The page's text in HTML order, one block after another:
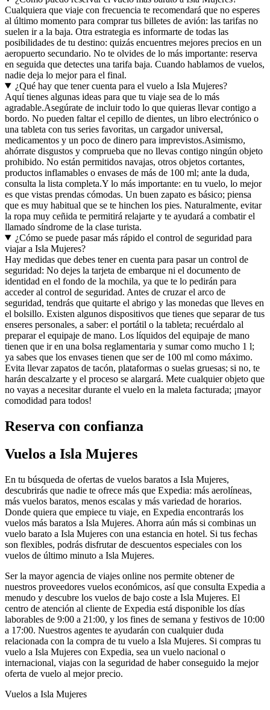
Cualquiera que viaje con frecuencia te recomendará que no esperes
al último momento para comprar tus billetes de avión: las tarifas no
suelen ir a la baja. Otra estrategia es informarte de todas las
posibilidades de tu destino: quizás encuentres mejores precios en un
aeropuerto secundario. No te olvides de lo más importante: reserva
en seguida que detectes una tarifa baja. Cuando hablamos de vuelos,
nadie deja lo mejor para el final.
¿Qué hay que tener cuenta para el vuelo a Isla Mujeres?
Aquí tienes algunas ideas para que tu viaje sea de lo más
agradable.Asegúrate de incluir todo lo que quieras llevar contigo a
bordo. No pueden faltar el cepillo de dientes, un libro electrónico o
una tableta con tus series favoritas, un cargador universal,
medicamentos y un poco de dinero para imprevistos.Asimismo,
ahórrate disgustos y comprueba que no llevas contigo ningún objeto
prohibido. No están permitidos navajas, otros objetos cortantes,
productos inflamables o envases de más de 100 ml; ante la duda,
consulta la lista completa.Y lo más importante: en tu vuelo, lo mejor
es que vistas prendas cómodas. Un buen zapato es básico; piensa
que es muy habitual que se te hinchen los pies. Naturalmente, evitar
la ropa muy ceñida te permitirá relajarte y te ayudará a combatir el
llamado síndrome de la clase turista.
¿Cómo se puede pasar más rápido el control de seguridad para
viajar a Isla Mujeres?
Hay medidas que debes tener en cuenta para pasar un control de
seguridad: No dejes la tarjeta de embarque ni el documento de
identidad en el fondo de la mochila, ya que te lo pedirán para
acceder al control de seguridad. Antes de cruzar el arco de
seguridad, tendrás que quitarte el abrigo y las monedas que lleves en
el bolsillo. Existen algunos dispositivos que tienes que separar de tus
enseres personales, a saber: el portátil o la tableta; recuérdalo al
preparar el equipaje de mano. Los líquidos del equipaje de mano
tienen que ir en una bolsa reglamentaria y sumar como mucho 1 l;
ya sabes que los envases tienen que ser de 100 ml como máximo.
Evita llevar zapatos de tacón, plataformas o suelas gruesas; si no, te
harán descalzarte y el proceso se alargará. Mete cualquier objeto que
no vayas a necesitar durante el vuelo en la maleta facturada; ¡mayor
comodidad para todos!
Reserva con confianza
Vuelos a Isla Mujeres
En tu búsqueda de ofertas de vuelos baratos a Isla Mujeres,
descubrirás que nadie te ofrece más que Expedia: más aerolíneas,
más vuelos baratos, menos escalas y más variedad de horarios.
Donde quiera que empiece tu viaje, en Expedia encontrarás los
vuelos más baratos a Isla Mujeres. Ahorra aún más si combinas un
vuelo barato a Isla Mujeres con una estancia en hotel. Si tus fechas
son flexibles, podrás disfrutar de descuentos especiales con los
vuelos de último minuto a Isla Mujeres.
Ser la mayor agencia de viajes online nos permite obtener de
nuestros proveedores vuelos económicos, así que consulta Expedia a
menudo y descubre los vuelos de bajo coste a Isla Mujeres. El
centro de atención al cliente de Expedia está disponible los días
laborables de 9:00 a 21:00, y los fines de semana y festivos de 10:00
a 17:00. Nuestros agentes te ayudarán con cualquier duda
relacionada con la compra de tu vuelo a Isla Mujeres. Si compras tu
vuelo a Isla Mujeres con Expedia, sea un vuelo nacional o
internacional, viajas con la seguridad de haber conseguido la mejor
oferta de vuelo al mejor precio.
Vuelos a Isla Mujeres